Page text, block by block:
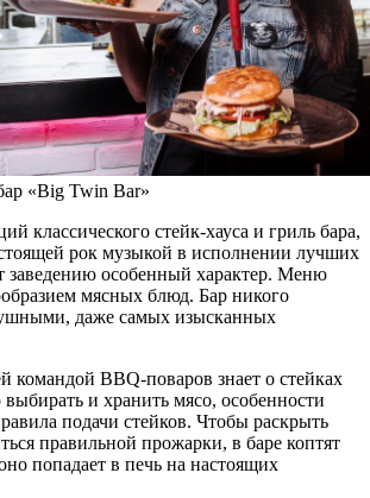
«Big Twin Bar»
классического стейк-хауса и гриль бара,
рок музыкой в исполнении лучших
заведению особенный характер. Меню
мясных блюд. Бар никого
даже самых изысканных
командой BBQ-поваров знает о стейках
выбирать и хранить мясо, особенности
подачи стейков. Чтобы раскрыть
правильной прожарки, в баре коптят
попадает в печь на настоящих